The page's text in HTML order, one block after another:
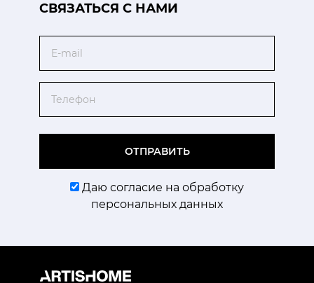
CВЯЗАТЬСЯ С НАМИ
ОТПРАВИТЬ
Даю согласие на обработку
персональных данных